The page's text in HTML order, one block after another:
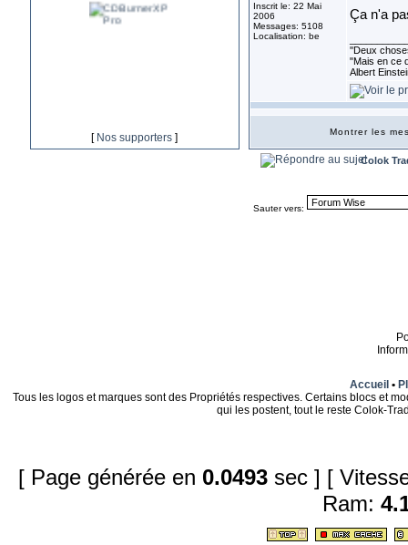
[ Nos supporters ]
Inscrit le: 22 Mai
2006
Messages: 5108
Localisation: be
Ça n'a
''Deux
"Mais en ce
Albert
Montrer les
Colok
Sauter vers:
Accueil •
Tous les logos et marques sont des Propriétés respectives. Certains blocs et
qui les postent, tout le reste Colok-
[ Page générée en 0.0493 sec ] [
Ram: